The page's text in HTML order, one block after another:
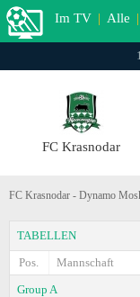
Im TV | Alle |
FC Krasnodar
FC Krasnodar - Dynamo
TABELLEN
Pos.
Mannschaft
Group A